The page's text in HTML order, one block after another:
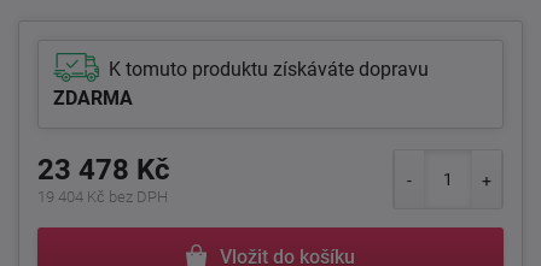
K tomuto produktu získáváte dopravu
ZDARMA
23 478 Kč
19 404 Kč bez DPH
Vložit do košíku